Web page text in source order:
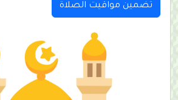
تضمين مواقيت الصلاة